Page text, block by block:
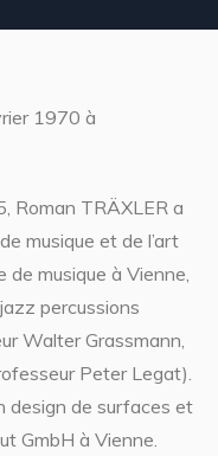
1970 à
Roman TRÄXLER a
musique et de l’art
de musique à Vienne,
percussions
Walter Grassmann,
Peter Legat).
design de surfaces et
GmbH à Vienne.